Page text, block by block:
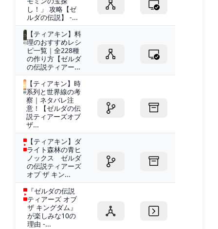
し！」 攻略【ゼ
ルダの伝説】 -...
【ティアキン】料
理のおすすめレシ
ピ一覧｜全228種
の作り方【ゼルダ
の伝説ティアー...
【ティアキン】時
系列と世界線の考
察｜ネタバレ注
意！【ゼルダの伝
説ティアーズオブ
ザ...
【ティアキン】ダ
ライト森林の青ヒ
ノックス ゼルダ
の伝説ティアーズ
オブ ザ キン...
『ゼルダの伝説
ティアーズ オブ
ザ キングダム』
が楽しみな10の
理由 -...